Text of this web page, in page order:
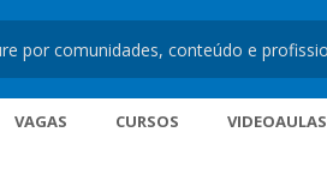
VAGAS CURSOS VIDEOAULAS